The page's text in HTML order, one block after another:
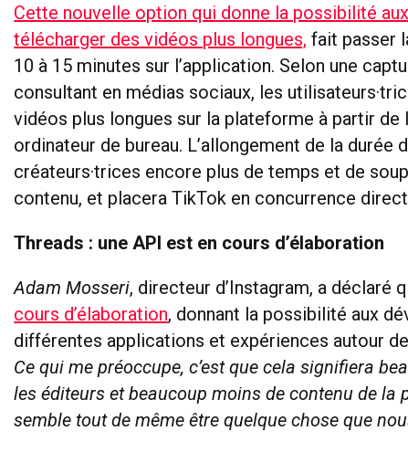
Cette nouvelle option qui donne la possibilité
télécharger des vidéos plus longues, fait passer
10 à 15 minutes sur l’application. Selon une
consultant en médias sociaux, les
vidéos plus longues sur la plateforme à partir de
ordinateur de bureau. L’allongement de la durée
créateurs·trices encore plus de temps et de
contenu, et placera TikTok en concurrence
Threads : une API est en cours d’élaboration
Adam Mosseri, directeur d’Instagram, a déclaré
cours d’élaboration, donnant la possibilité aux
différentes applications et expériences autour
Ce qui me préoccupe, c’est que cela signifiera
les éditeurs et beaucoup moins de contenu de la
semble tout de même être quelque chose que